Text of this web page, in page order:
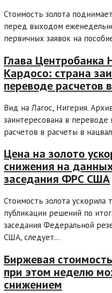
Стоимость золота
перед выходом
первичных заявок на
Глава Центробанка
Кардосо: страна
переводе расчетов
Вид на Лагос, Нигерия.
заинтересована в
расчетов в расчеты в
Цена на золото
снижения на
заседания ФРС США
Стоимость золота ускорила
публикации решений по
заседания Федеральной
США, следует...
Биржевая
при этом неделю
снижением